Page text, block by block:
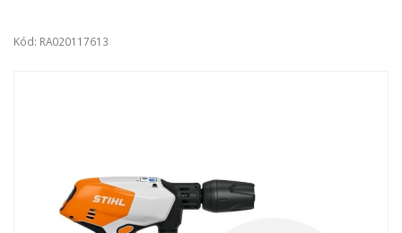
Kód: RA020117613